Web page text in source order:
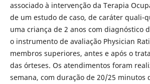
associado à intervenção da Terapia
de um estudo de caso, de caráter quali-
uma criança de 2 anos com diagnóstico
o instrumento de avaliação Physician
membros superiores, antes e após o
das órteses. Os atendimentos foram
semana, com duração de 20/25 minutos